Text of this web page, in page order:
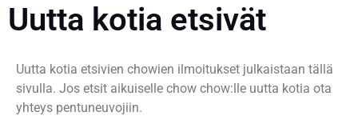
Uutta kotia etsivät
Uutta kotia etsivien chowien ilmoitukset julkaistaan tällä
sivulla. Jos etsit aikuiselle chow chow:lle uutta kotia ota
yhteys pentuneuvojiin.